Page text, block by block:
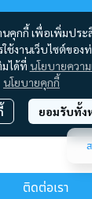
ติดต่อเรา
นคุกกี้ เพื่อเพิ่มปร
ช้งานเว็บไซต์ของ
มได้ที่ นโยบายควา
นโยบายคุกกี้
ยอมรับทั้ง
Rights Reserved |
าชมขณะนี้113